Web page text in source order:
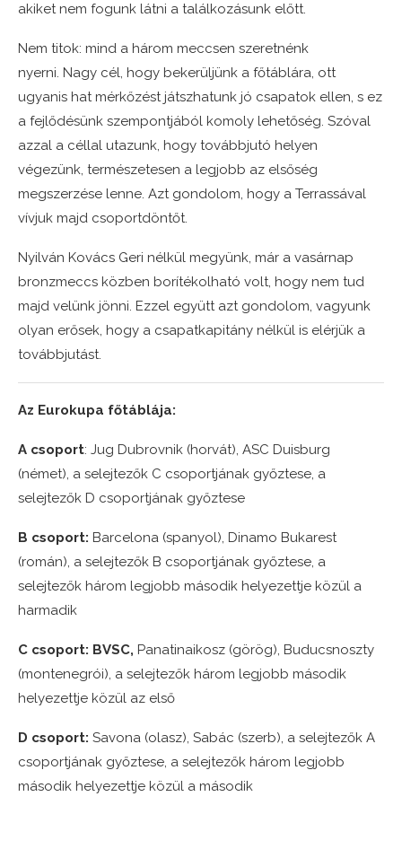
akiket nem fogunk látni a találkozásunk előtt.
Nem titok: mind a három meccsen szeretnénk
nyerni. Nagy cél, hogy bekerüljünk a főtáblára, ott
ugyanis hat mérkőzést játszhatunk jó csapatok ellen, s ez
a fejlődésünk szempontjából komoly lehetőség. Szóval
azzal a céllal utazunk, hogy továbbjutó helyen
végezünk, természetesen a legjobb az elsőség
megszerzése lenne. Azt gondolom, hogy a Terrassával
vívjuk majd csoportdöntőt.
Nyilván Kovács Geri nélkül megyünk, már a vasárnap
bronzmeccs közben borítékolható volt, hogy nem tud
majd velünk jönni. Ezzel együtt azt gondolom, vagyunk
olyan erősek, hogy a csapatkapitány nélkül is elérjük a
továbbjutást.
Az Eurokupa főtáblája:
A csoport: Jug Dubrovnik (horvát), ASC Duisburg
(német), a selejtezők C csoportjának győztese, a
selejtezők D csoportjának győztese
B csoport: Barcelona (spanyol), Dinamo Bukarest
(román), a selejtezők B csoportjának győztese, a
selejtezők három legjobb második helyezettje közül a
harmadik
C csoport: BVSC, Panatinaikosz (görög), Buducsnoszty
(montenegrói), a selejtezők három legjobb második
helyezettje közül az első
D csoport: Savona (olasz), Sabác (szerb), a selejtezők A
csoportjának győztese, a selejtezők három legjobb
második helyezettje közül a második